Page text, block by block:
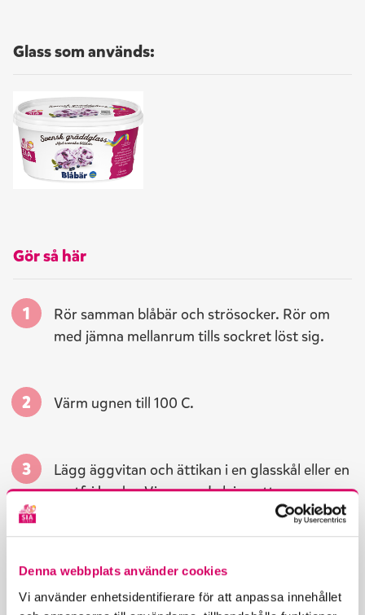
Denna webbplats använder cookies
Vi använder enhetsidentifierare för att anpassa innehållet
Glass som används:
Gör så här
Rör samman blåbär och strösocker. Rör om
med jämna mellanrum tills sockret löst sig.
Värm ugnen till 100 C.
Lägg äggvitan och ättikan i en glasskål eller en
rostfri bunke. Vispa med elvisp ett par
minuter tills den är skummig. Tillsätt sedan
sockret vartefter tills marängen är fast.
Blanda ner rosmarinen och bred ut